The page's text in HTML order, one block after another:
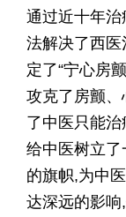
通过近十年
法解决了西医
定了“宁心房
攻克了房颤
了中医只能
给中医树立了
的旗帜,为中
达深远的影